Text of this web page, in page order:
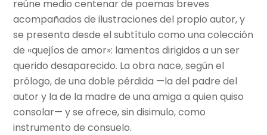
reúne medio centenar de poemas breves
acompañados de ilustraciones del propio autor, y
se presenta desde el subtítulo como una colección
de «quejíos de amor»: lamentos dirigidos a un ser
querido desaparecido. La obra nace, según el
prólogo, de una doble pérdida —la del padre del
autor y la de la madre de una amiga a quien quiso
consolar— y se ofrece, sin disimulo, como
instrumento de consuelo.